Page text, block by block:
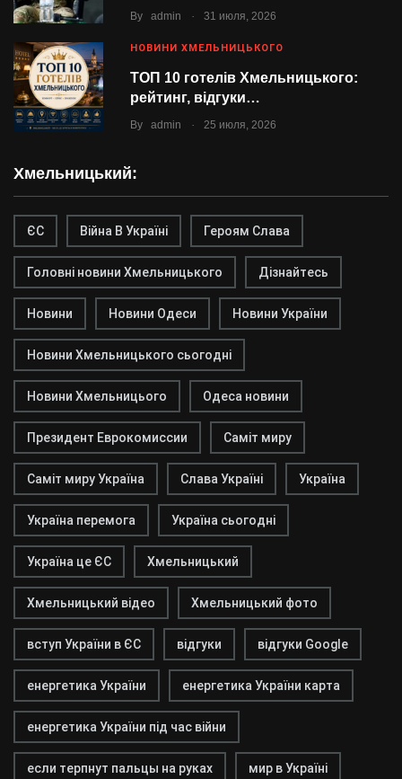
By admin . 31 июля, 2026
НОВИНИ ХМЕЛЬНИЦЬКОГО
ТОП 10 готелів Хмельницького:
рейтинг, відгуки…
By admin . 25 июля, 2026
Хмельницький:
ЄС Війна В Україні Героям Слава
Головні новини Хмельницького Дізнайтесь
Новини Новини Одеси Новини України
Новини Хмельницького сьогодні
Новини Хмельницього Одеса новини
Президент Еврокомиссии Саміт миру
Саміт миру Україна Слава Україні Україна
Україна перемога Україна сьогодні
Україна це ЄС Хмельницький
Хмельницький відео Хмельницький фото
вступ України в ЄС відгуки відгуки Google
енергетика України енергетика України карта
енергетика України під час війни
если терпнут пальцы на руках мир в Україні